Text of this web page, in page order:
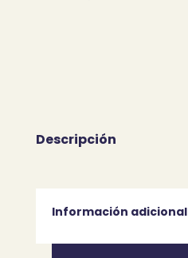
Descripción
Información adicional